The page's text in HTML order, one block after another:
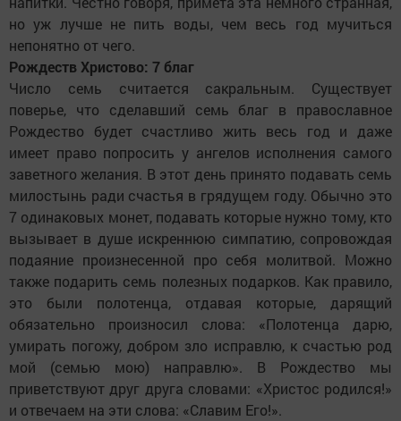
но уж лучше не пить воды, чем весь год мучиться
непонятно от чего.
Рождеств Христово: 7 благ
Число семь считается сакральным. Существует
поверье, что сделавший семь благ в православное
Рождество будет счастливо жить весь год и даже
имеет право попросить у ангелов исполнения самого
заветного желания. В этот день принято подавать семь
милостынь ради счастья в грядущем году. Обычно это
7 одинаковых монет, подавать которые нужно тому, кто
вызывает в душе искреннюю симпатию, сопровождая
подаяние произнесенной про себя молитвой. Можно
также подарить семь полезных подарков. Как правило,
это были полотенца, отдавая которые, дарящий
обязательно произносил слова: «Полотенца дарю,
умирать погожу, добром зло исправлю, к счастью род
мой (семью мою) направлю». В Рождество мы
приветствуют друг друга словами: «Христос родился!»
и отвечаем на эти слова: «Славим Его!».